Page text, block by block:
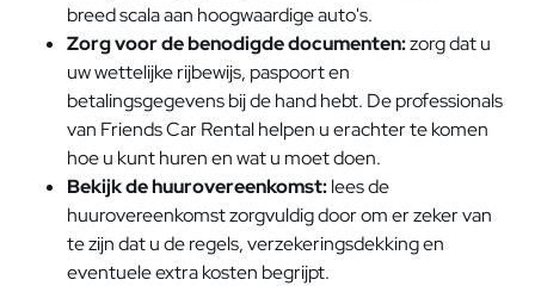
breed scala aan hoogwaardige auto's.
Zorg voor de benodigde documenten:zorg dat u
uw wettelijke rijbewijs, paspoort en
betalingsgegevens bij de hand hebt. De professionals
van Friends Car Rental helpen u erachter te komen
hoe u kunt huren en wat u moet doen.
Bekijk de huurovereenkomst:lees de
huurovereenkomst zorgvuldig door om er zeker van
te zijn dat u de regels, verzekeringsdekking en
eventuele extra kosten begrijpt.